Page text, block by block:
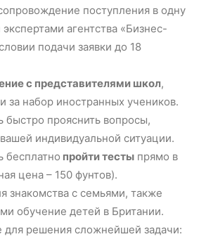
поступления в одну
агентства «Бизнес-
подачи заявки до 18
с представителями школ,
за набор иностранных учеников.
быстро прояснить вопросы,
индивидуальной ситуации.
бесплатно пройти тесты прямо в
цена – 150 фунтов).
знакомства с семьями, также
обучение детей в Британии.
для решения сложнейшей задачи: